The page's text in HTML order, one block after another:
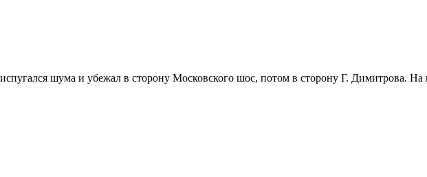
шума и убежал в сторону Московского шос, потом в сторону Г. Димитрова.